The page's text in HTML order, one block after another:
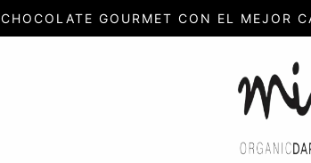
CHOCOLATE GOURMET CON EL MEJOR